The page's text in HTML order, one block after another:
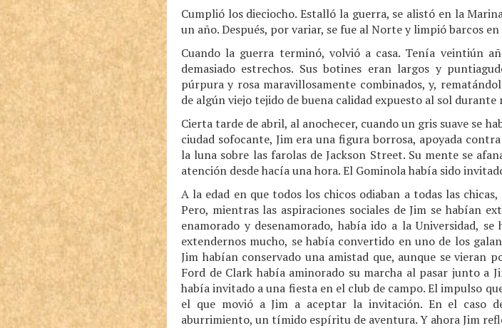
Cumplió los dieciocho. Estalló la guerra, se alistó en la
un año. Después, por variar, se fue al Norte y limpió barcos
Cuando la guerra terminó, volvió a casa. Tenía veintiún
demasiado estrechos. Sus botines eran largos y
púrpura y rosa maravillosamente combinados, y,
de algún viejo tejido de buena calidad expuesto al sol durante
Cierta tarde de abril, al anochecer, cuando un gris suave se
ciudad sofocante, Jim era una figura borrosa, apoyada
la luna sobre las farolas de Jackson Street. Su mente se
atención desde hacía una hora. El Gominola había sido
A la edad en que todos los chicos odiaban a todas las
Pero, mientras las aspiraciones sociales de Jim se habían
enamorado y desenamorado, había ido a la Universidad,
extendernos mucho, se había convertido en uno de los
Jim habían conservado una amistad que, aunque se vieran
Ford de Clark había aminorado su marcha al pasar junto a
había invitado a una fiesta en el club de campo. El impulso
el que movió a Jim a aceptar la invitación. En el caso
aburrimiento, un tímido espíritu de aventura. Y ahora Jim